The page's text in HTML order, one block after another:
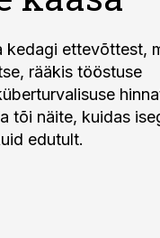
kedagi ettevõttest,
rääkis tööstuse
tõi näite, kuidas
edutult.